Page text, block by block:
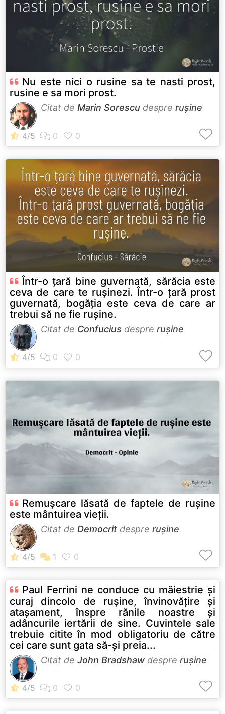
Nu este nici o rusine sa te nasti prost,
rusine e sa mori prost.
Citat de Marin Sorescu despre rușine
Într-o țară bine guvernată, sărăcia este
ceva de care te rușinezi. Într-o țară prost
guvernată, bogăția este ceva de care ar
trebui să ne fie rușine.
Citat de Confucius despre rușine
Remușcare lăsată de faptele de rușine
este mântuirea vieții.
Citat de Democrit despre rușine
Paul Ferrini ne conduce cu măiestrie şi
curaj dincolo de ruşine, învinovăţire şi
ataşament, înspre rănile noastre şi
adâncurile iertării de sine. Cuvintele sale
trebuie citite în mod obligatoriu de către
cei care sunt gata să-şi preia...
Citat de John Bradshaw despre rușine